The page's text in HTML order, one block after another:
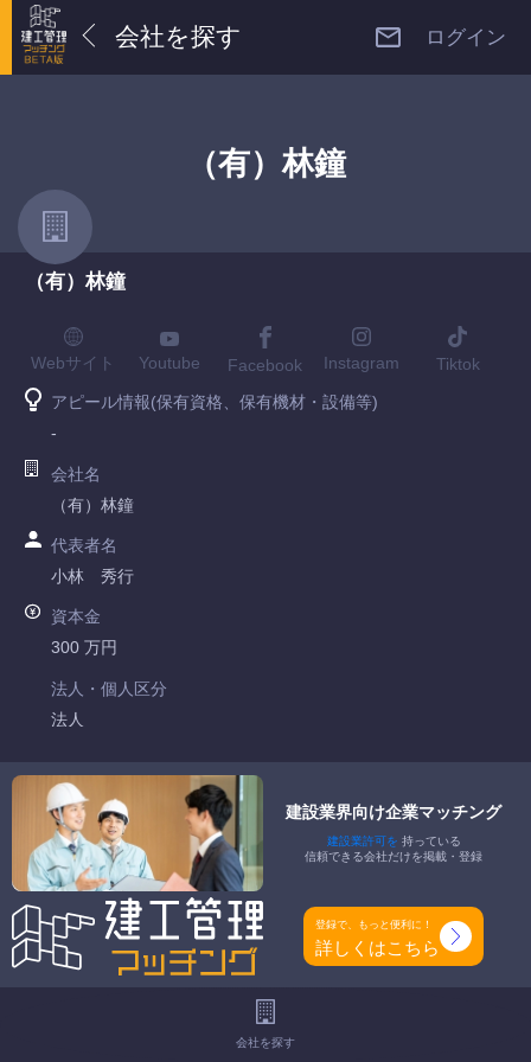
会社を探す ログイン
（有）林鐘
（有）林鐘
Webサイト Youtube Facebook Instagram Tiktok
アピール情報(保有資格、保有機材・設備等)
-
会社名
（有）林鐘
代表者名
小林 秀行
資本金
300 万円
法人・個人区分
法人
許可番号
兵庫県知事許可 第407386号
特定建設業
-
一般建設業
塗装工事業
建設業界向け企業マッチング
建設業許可を 持っている
信頼できる会社だけを掲載・登録
登録で、もっと便利に！
詳しくはこちら
会社を探す